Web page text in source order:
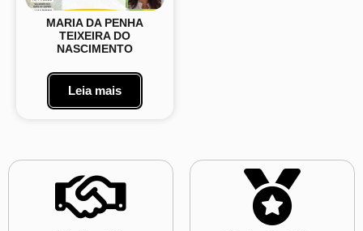
MARIA DA PENHA
TEIXEIRA DO
NASCIMENTO
Leia mais